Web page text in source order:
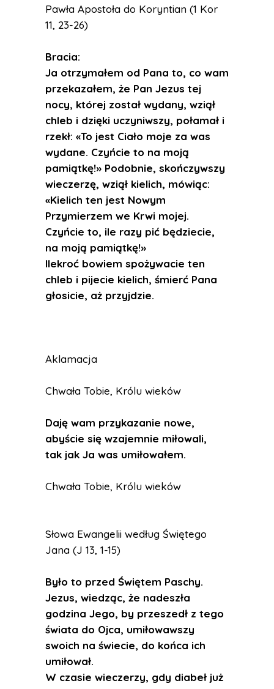
Pawła Apostoła do Koryntian (1 Kor
11, 23-26)
Bracia:
Ja otrzymałem od Pana to, co wam
przekazałem, że Pan Jezus tej
nocy, której został wydany, wziął
chleb i dzięki uczyniwszy, połamał i
rzekł: «To jest Ciało moje za was
wydane. Czyńcie to na moją
pamiątkę!» Podobnie, skończywszy
wieczerzę, wziął kielich, mówiąc:
«Kielich ten jest Nowym
Przymierzem we Krwi mojej.
Czyńcie to, ile razy pić będziecie,
na moją pamiątkę!»
Ilekroć bowiem spożywacie ten
chleb i pijecie kielich, śmierć Pana
głosicie, aż przyjdzie.
Aklamacja
Chwała Tobie, Królu wieków
Daję wam przykazanie nowe,
abyście się wzajemnie miłowali,
tak jak Ja was umiłowałem.
Chwała Tobie, Królu wieków
Słowa Ewangelii według Świętego
Jana (J 13, 1-15)
Było to przed Świętem Paschy.
Jezus, wiedząc, że nadeszła
godzina Jego, by przeszedł z tego
świata do Ojca, umiłowawszy
swoich na świecie, do końca ich
umiłował.
W czasie wieczerzy, gdy diabeł już